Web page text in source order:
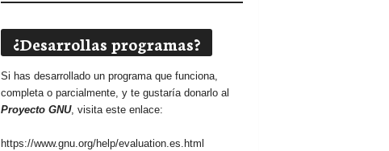
¿Desarrollas programas?
Si has desarrollado un programa que funciona,
completa o parcialmente, y te gustaría donarlo al
Proyecto GNU, visita este enlace:
https://www.gnu.org/help/evaluation.es.html